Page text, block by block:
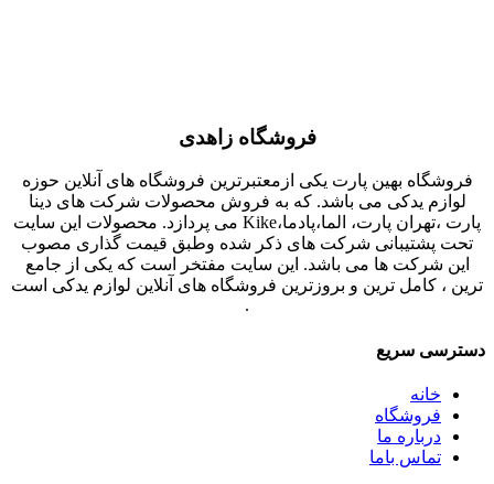
فروشگاه زاهدی
فروشگاه بهین پارت یکی ازمعتبرترین فروشگاه های آنلاین حوزه
لوازم یدکی می باشد. که به فروش محصولات شرکت های دینا
پارت ،تهران پارت، الما،پادما،Kike می پردازد. محصولات این سایت
تحت پشتیبانی شرکت های ذکر شده وطبق قیمت گذاری مصوب
این شرکت ها می باشد. این سایت مفتخر است که یکی از جامع
ترین ، کامل ترین و بروزترین فروشگاه های آنلاین لوازم یدکی است
.
دسترسی سریع
خانه
فروشگاه
درباره ما
تماس باما